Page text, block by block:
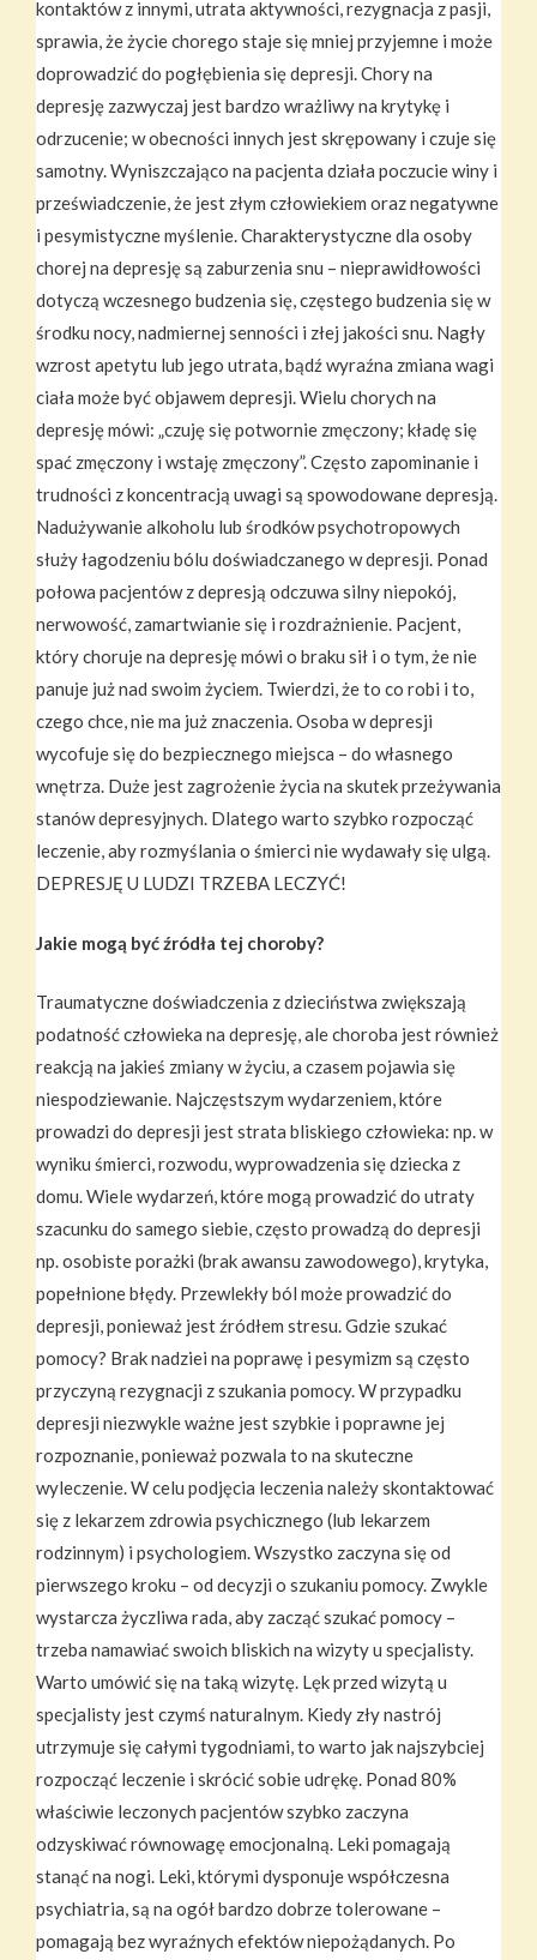
kontaktów z innymi, utrata aktywności, rezygnacja z pasji,
sprawia, że życie chorego staje się mniej przyjemne i może
doprowadzić do pogłębienia się depresji. Chory na
depresję zazwyczaj jest bardzo wrażliwy na krytykę i
odrzucenie; w obecności innych jest skrępowany i czuje się
samotny. Wyniszczająco na pacjenta działa poczucie winy i
przeświadczenie, że jest złym człowiekiem oraz negatywne
i pesymistyczne myślenie. Charakterystyczne dla osoby
chorej na depresję są zaburzenia snu – nieprawidłowości
dotyczą wczesnego budzenia się, częstego budzenia się w
środku nocy, nadmiernej senności i złej jakości snu. Nagły
wzrost apetytu lub jego utrata, bądź wyraźna zmiana wagi
ciała może być objawem depresji. Wielu chorych na
depresję mówi: „czuję się potwornie zmęczony; kładę się
spać zmęczony i wstaję zmęczony”. Często zapominanie i
trudności z koncentracją uwagi są spowodowane depresją.
Nadużywanie alkoholu lub środków psychotropowych
służy łagodzeniu bólu doświadczanego w depresji. Ponad
połowa pacjentów z depresją odczuwa silny niepokój,
nerwowość, zamartwianie się i rozdrażnienie. Pacjent,
który choruje na depresję mówi o braku sił i o tym, że nie
panuje już nad swoim życiem. Twierdzi, że to co robi i to,
czego chce, nie ma już znaczenia. Osoba w depresji
wycofuje się do bezpiecznego miejsca – do własnego
wnętrza. Duże jest zagrożenie życia na skutek przeżywania
stanów depresyjnych. Dlatego warto szybko rozpocząć
leczenie, aby rozmyślania o śmierci nie wydawały się ulgą.
DEPRESJĘ U LUDZI TRZEBA LECZYĆ!
Jakie mogą być źródła tej choroby?
Traumatyczne doświadczenia z dzieciństwa zwiększają
podatność człowieka na depresję, ale choroba jest również
reakcją na jakieś zmiany w życiu, a czasem pojawia się
niespodziewanie. Najczęstszym wydarzeniem, które
prowadzi do depresji jest strata bliskiego człowieka: np. w
wyniku śmierci, rozwodu, wyprowadzenia się dziecka z
domu. Wiele wydarzeń, które mogą prowadzić do utraty
szacunku do samego siebie, często prowadzą do depresji
np. osobiste porażki (brak awansu zawodowego), krytyka,
popełnione błędy. Przewlekły ból może prowadzić do
depresji, ponieważ jest źródłem stresu. Gdzie szukać
pomocy? Brak nadziei na poprawę i pesymizm są często
przyczyną rezygnacji z szukania pomocy. W przypadku
depresji niezwykle ważne jest szybkie i poprawne jej
rozpoznanie, ponieważ pozwala to na skuteczne
wyleczenie. W celu podjęcia leczenia należy skontaktować
się z lekarzem zdrowia psychicznego (lub lekarzem
rodzinnym) i psychologiem. Wszystko zaczyna się od
pierwszego kroku – od decyzji o szukaniu pomocy. Zwykle
wystarcza życzliwa rada, aby zacząć szukać pomocy –
trzeba namawiać swoich bliskich na wizyty u specjalisty.
Warto umówić się na taką wizytę. Lęk przed wizytą u
specjalisty jest czymś naturalnym. Kiedy zły nastrój
utrzymuje się całymi tygodniami, to warto jak najszybciej
rozpocząć leczenie i skrócić sobie udrękę. Ponad 80%
właściwie leczonych pacjentów szybko zaczyna
odzyskiwać równowagę emocjonalną. Leki pomagają
stanąć na nogi. Leki, którymi dysponuje współczesna
psychiatria, są na ogół bardzo dobrze tolerowane –
pomagają bez wyraźnych efektów niepożądanych. Po